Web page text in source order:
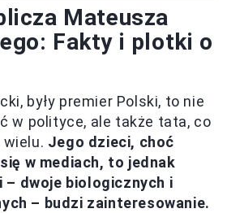
Mateusza
Fakty i plotki o
były premier Polski, to nie
w polityce, ale także tata, co
Jego dzieci, choć
w mediach, to jednak
– dwoje biologicznych i
– budzi zainteresowanie.